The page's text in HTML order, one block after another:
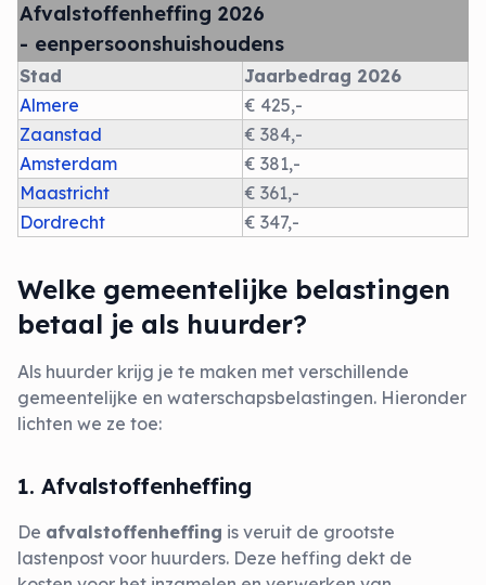
Afvalstoffenheffing 2026
- eenpersoonshuishoudens
Stad
Jaarbedrag 2026
Almere
€ 425,-
Zaanstad
€ 384,-
Amsterdam
€ 381,-
Maastricht
€ 361,-
Dordrecht
€ 347,-
Welke gemeentelijke belastingen
betaal je als huurder?
Als huurder krijg je te maken met verschillende
gemeentelijke en waterschapsbelastingen. Hieronder
lichten we ze toe:
1. Afvalstoffenheffing
De afvalstoffenheffing is veruit de grootste
lastenpost voor huurders. Deze heffing dekt de